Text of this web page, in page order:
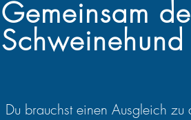
Gemeinsam
Du brauchst einen Ausgleich zu